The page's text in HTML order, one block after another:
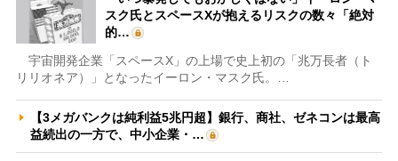
スク氏とスペースXが抱えるリスクの数々「絶対
的…
宇宙開発企業「スペースX」の上場で史上初の「兆万長者（ト
リリオネア）」となったイーロン・マスク氏。…
【3メガバンクは純利益5兆円超】銀行、商社、ゼネコンは最高
益続出の一方で、中小企業・…